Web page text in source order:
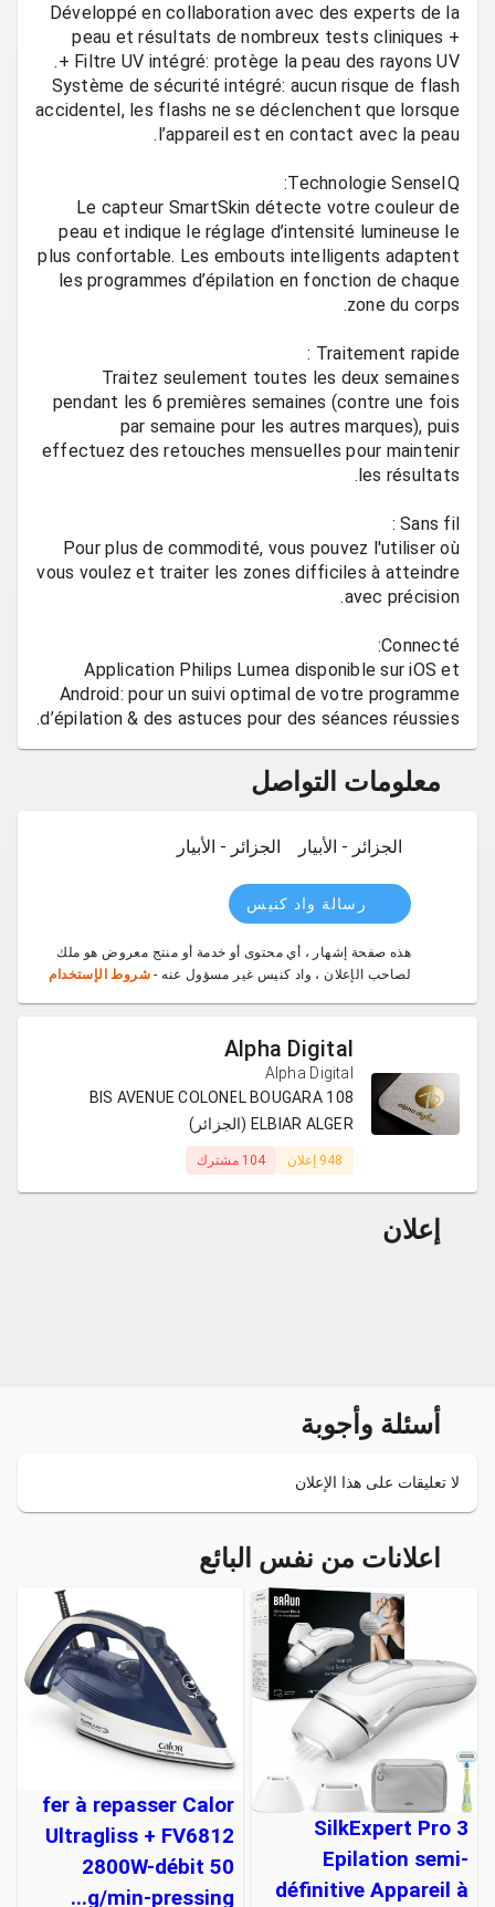
Développé en collaboration avec des experts de la
peau et résultats de nombreux tests cliniques +
Système de sécurité intégré: aucun risque de flash
accidentel, les flashs ne se déclenchent que lorsque
Le capteur SmartSkin détecte votre couleur de
peau et indique le réglage d’intensité lumineuse le
plus confortable. Les embouts intelligents adaptent
les programmes d’épilation en fonction de chaque
Traitement rapide :
Traitez seulement toutes les deux semaines
pendant les 6 premières semaines (contre une fois
par semaine pour les autres marques), puis
effectuez des retouches mensuelles pour maintenir
Pour plus de commodité, vous pouvez l'utiliser où
vous voulez et traiter les zones difficiles à atteindre
Application Philips Lumea disponible sur iOS et
Android: pour un suivi optimal de votre programme
d’épilation & des astuces pour des séances réussies.
معلومات التواصل
الجزائر - الأبيار الجزائر - الأبيار
رسالة واد كنيس
هذه صفحة إشهار ، أي محتوى أو خدمة أو منتج معروض هو ملك
لصاحب الإعلان ، واد كنيس غير مسؤول عنه - شروط الإستخدام
Alpha Digital
Alpha Digital
108 BIS AVENUE COLONEL BOUGARA
ELBIAR ALGER (الجزائر)
948 إعلان 104 مشترك
إعلان
أسئلة وأجوبة
لا تعليقات على هذا الإعلان
اعلانات من نفس البائع
SilkExpert Pro 3
Epilation semi-
définitive Appareil à
fer à repasser Calor
Ultragliss + FV6812
2800W-débit 50
g/min-pressing...